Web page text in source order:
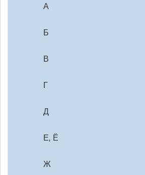
А
Б
В
Г
Д
Е, Ё
Ж